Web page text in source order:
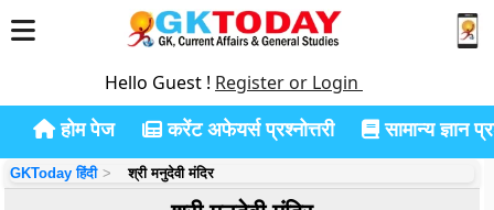
Hello Guest ! Register or Login
होम पेज करेंट अफेयर्स प्रश्नोत्तरी सामान्य ज्ञान
GKToday हिंदी श्री मनुदेवी मंदिर